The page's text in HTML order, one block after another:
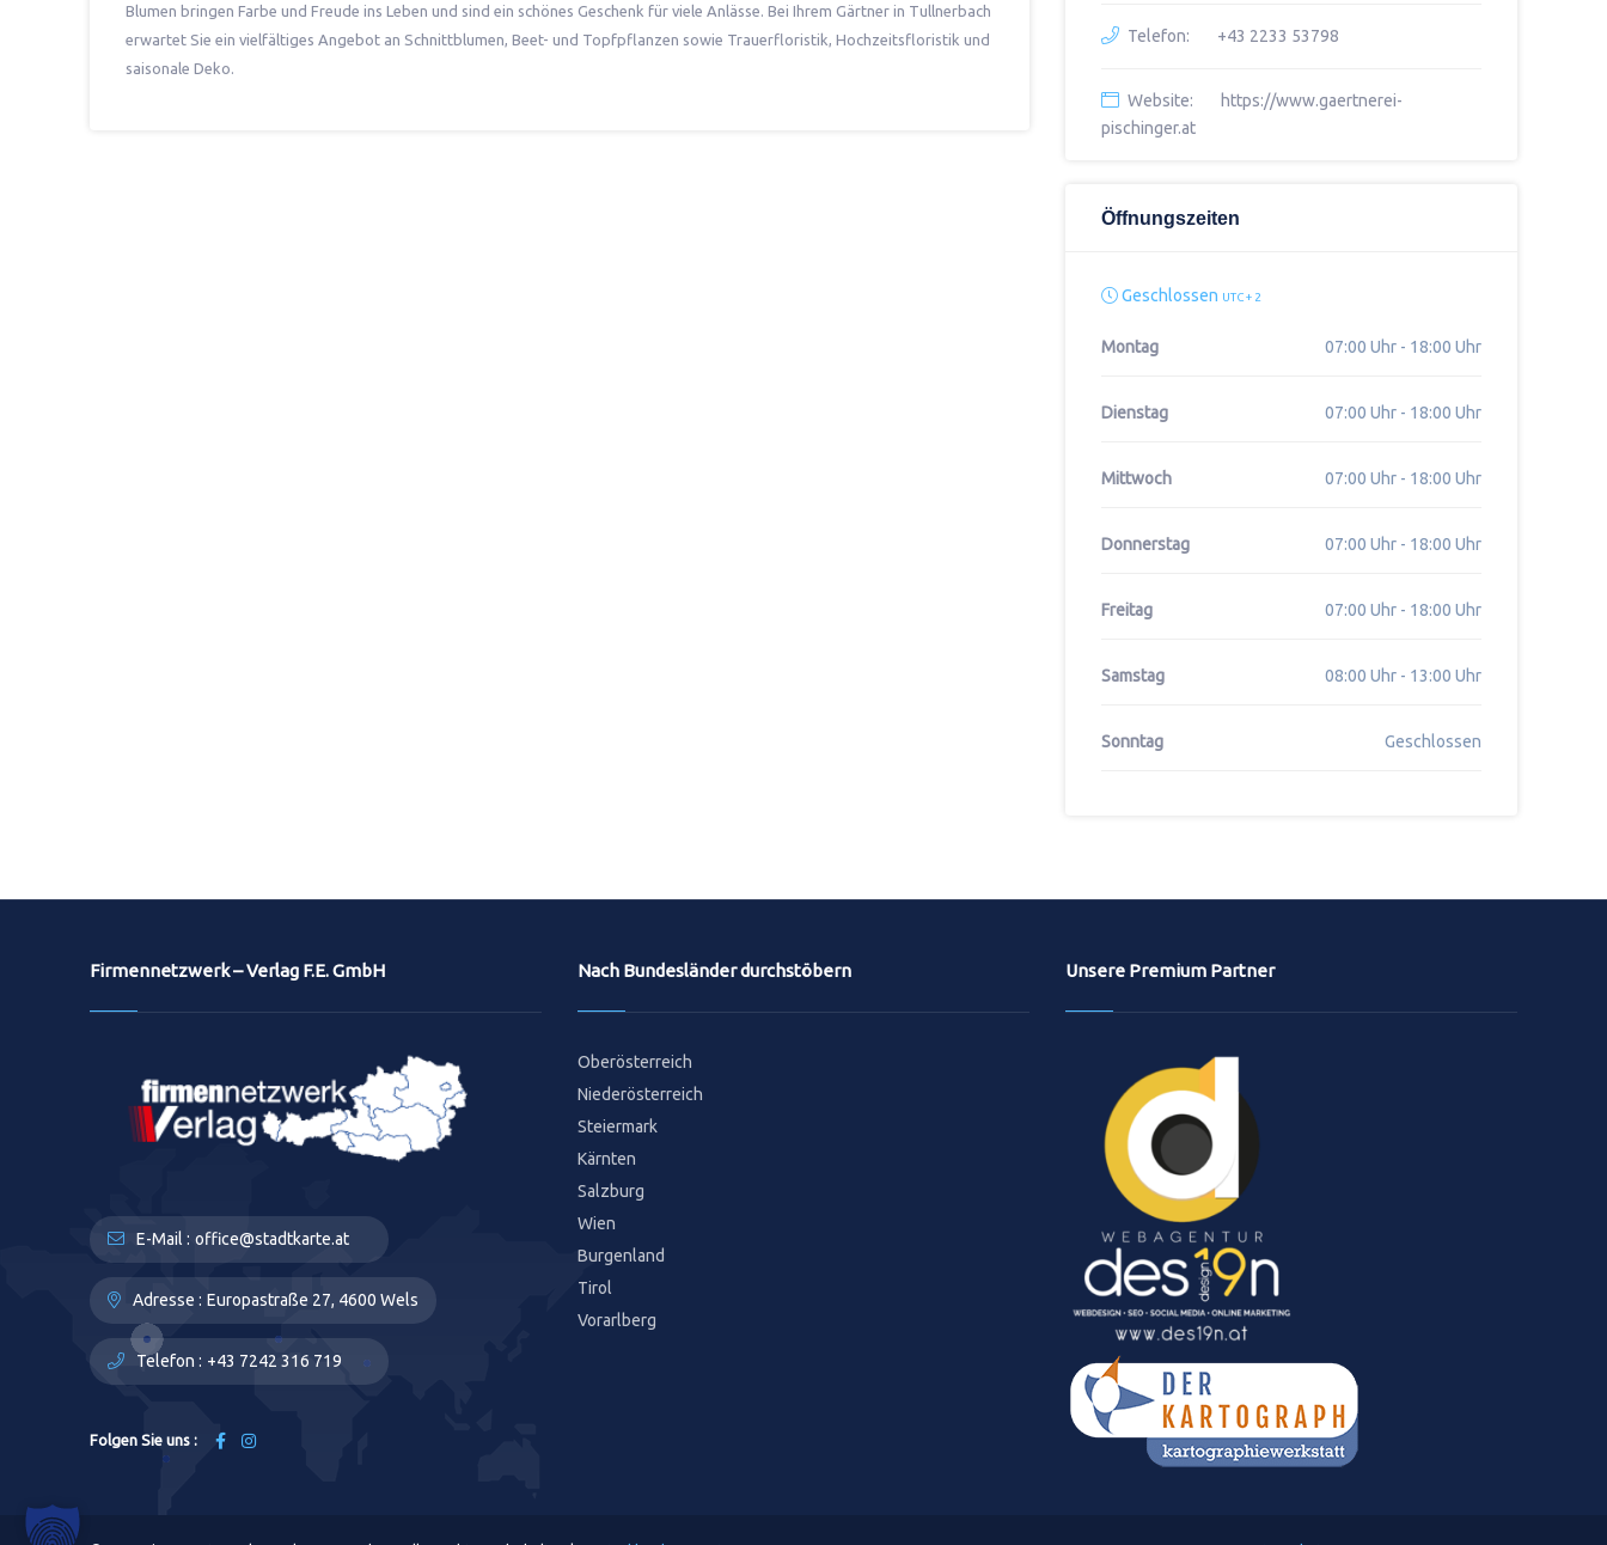
Blumen bringen Farbe und Freude ins Leben und sind ein schönes Geschenk für viele Anlässe. Bei Ihrem Gärtner in Tullnerbach
erwartet Sie ein vielfältiges Angebot an Schnittblumen, Beet- und Topfpflanzen sowie Trauerfloristik, Hochzeitsfloristik und
saisonale Deko.
Telefon: +43 2233 53798
Website:
https://www.gaertnerei-
pischinger.at
Öffnungszeiten
Geschlossen UTC + 2
Montag 07:00 Uhr - 18:00 Uhr
Dienstag 07:00 Uhr - 18:00 Uhr
Mittwoch 07:00 Uhr - 18:00 Uhr
Donnerstag 07:00 Uhr - 18:00 Uhr
Freitag 07:00 Uhr - 18:00 Uhr
Samstag 08:00 Uhr - 13:00 Uhr
Sonntag Geschlossen
Firmennetzwerk – Verlag F.E. GmbH
E-Mail : office@stadtkarte.at
Adresse : Europastraße 27, 4600 Wels
Telefon : +43 7242 316 719
Folgen Sie uns :
Nach Bundesländer durchstöbern
Oberösterreich
Niederösterreich
Steiermark
Kärnten
Salzburg
Wien
Burgenland
Tirol
Vorarlberg
Unsere Premium Partner